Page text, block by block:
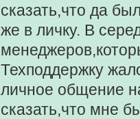
сказать,что да
же в личку. В
Техподдержку
личное общение
сказать,что мне